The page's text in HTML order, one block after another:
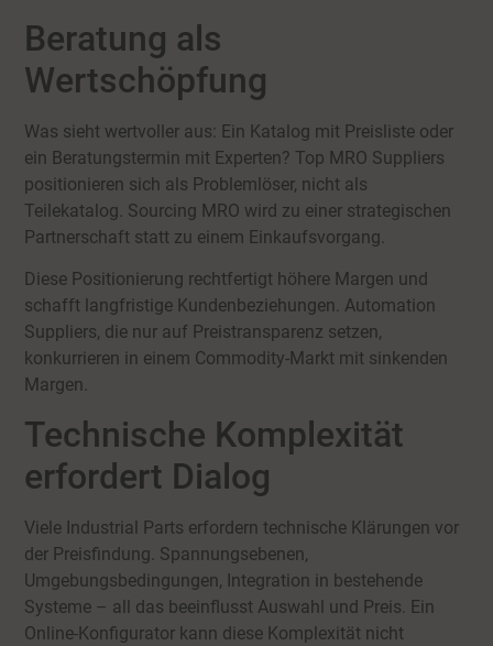
Beratung als
Wertschöpfung
Was sieht wertvoller aus: Ein Katalog mit Preisliste oder
ein Beratungstermin mit Experten? Top MRO Suppliers
positionieren sich als Problemlöser, nicht als
Teilekatalog. Sourcing MRO wird zu einer strategischen
Partnerschaft statt zu einem Einkaufsvorgang.
Diese Positionierung rechtfertigt höhere Margen und
schafft langfristige Kundenbeziehungen. Automation
Suppliers, die nur auf Preistransparenz setzen,
konkurrieren in einem Commodity-Markt mit sinkenden
Margen.
Technische Komplexität
erfordert Dialog
Viele Industrial Parts erfordern technische Klärungen vor
der Preisfindung. Spannungsebenen,
Umgebungsbedingungen, Integration in bestehende
Systeme – all das beeinflusst Auswahl und Preis. Ein
Online-Konfigurator kann diese Komplexität nicht